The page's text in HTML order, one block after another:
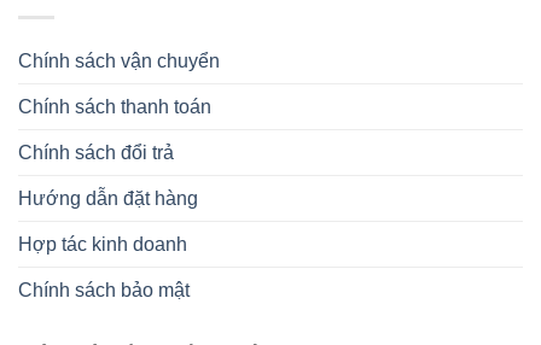
Chính sách vận chuyển
Chính sách thanh toán
Chính sách đổi trả
Hướng dẫn đặt hàng
Hợp tác kinh doanh
Chính sách bảo mật